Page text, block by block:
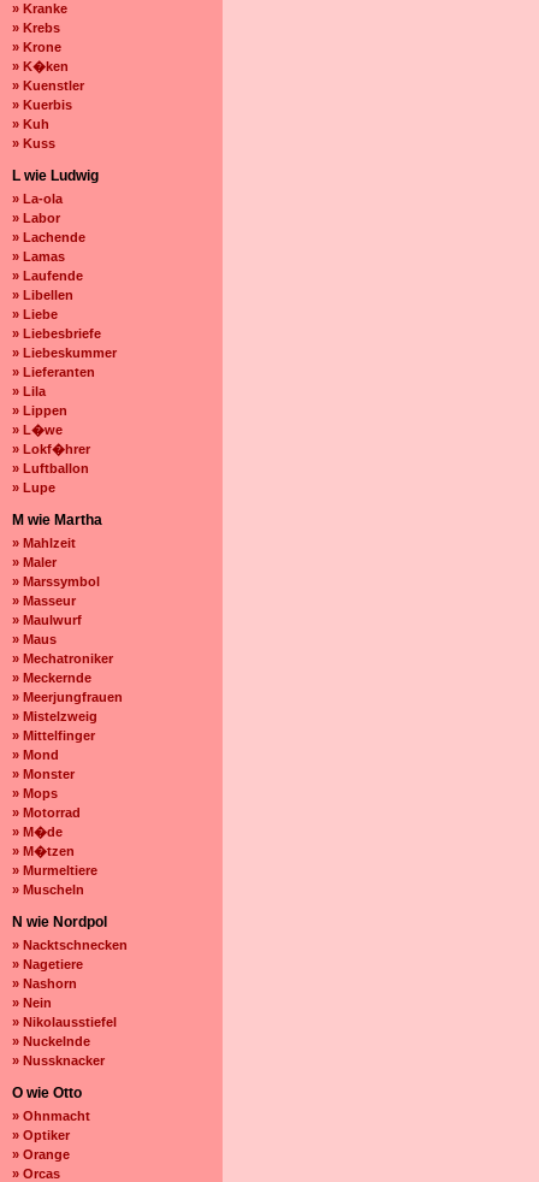
» Kranke
» Krebs
» Krone
» K�ken
» Kuenstler
» Kuerbis
» Kuh
» Kuss
L wie Ludwig
» La-ola
» Labor
» Lachende
» Lamas
» Laufende
» Libellen
» Liebe
» Liebesbriefe
» Liebeskummer
» Lieferanten
» Lila
» Lippen
» L�we
» Lokf�hrer
» Luftballon
» Lupe
M wie Martha
» Mahlzeit
» Maler
» Marssymbol
» Masseur
» Maulwurf
» Maus
» Mechatroniker
» Meckernde
» Meerjungfrauen
» Mistelzweig
» Mittelfinger
» Mond
» Monster
» Mops
» Motorrad
» M�de
» M�tzen
» Murmeltiere
» Muscheln
N wie Nordpol
» Nacktschnecken
» Nagetiere
» Nashorn
» Nein
» Nikolausstiefel
» Nuckelnde
» Nussknacker
O wie Otto
» Ohnmacht
» Optiker
» Orange
» Orcas